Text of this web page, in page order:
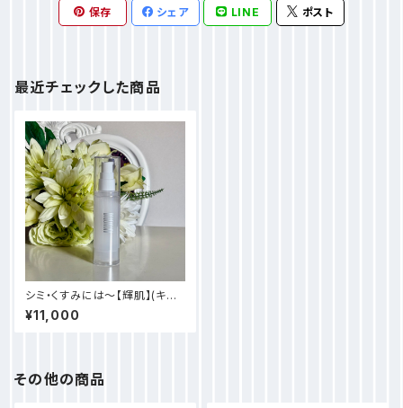
保存 シェア LINE ポスト
最近チェックした商品
シミ・くすみには～【輝肌】(キハ
ダ）～極上艶美容液
¥11,000
その他の商品